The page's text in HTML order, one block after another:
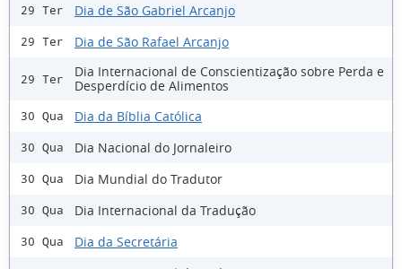
29 Ter Dia de São Gabriel Arcanjo
29 Ter Dia de São Rafael Arcanjo
29 Ter
Dia Internacional de Conscientização sobre Perda e
Desperdício de Alimentos
30 Qua Dia da Bíblia Católica
30 Qua Dia Nacional do Jornaleiro
30 Qua Dia Mundial do Tradutor
30 Qua Dia Internacional da Tradução
30 Qua Dia da Secretária